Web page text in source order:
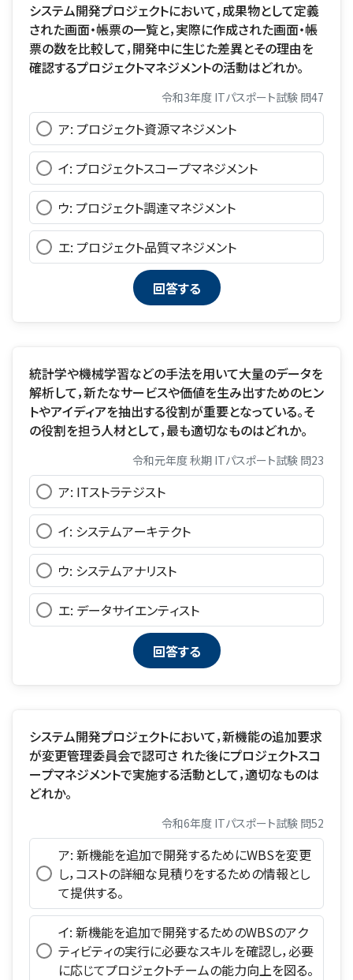
システム開発プロジェクトにおいて，成果物として定義
された画面・帳票の一覧と，実際に作成された画面・帳
票の数を比較して，開発中に生じた差異とその理由を
確認するプロジェクトマネジメントの活動はどれか。
令和3年度 ITパスポート試験 問47
ア: プロジェクト資源マネジメント
イ: プロジェクトスコープマネジメント
ウ: プロジェクト調達マネジメント
エ: プロジェクト品質マネジメント
統計学や機械学習などの手法を用いて大量のデータを
解析して，新たなサービスや価値を生み出すためのヒン
トやアイディアを抽出する役割が重要となっている。そ
の役割を担う人材として，最も適切なものはどれか。
令和元年度 秋期 ITパスポート試験 問23
ア: ITストラテジスト
イ: システムアーキテクト
ウ: システムアナリスト
エ: データサイエンティスト
システム開発プロジェクトにおいて，新機能の追加要求
が変更管理委員会で認可さ れた後にプロジェクトスコ
ープマネジメントで実施する活動として，適切なものは
どれか。
令和6年度 ITパスポート試験 問52
ア: 新機能を追加で開発するためにWBSを変更
し，コストの詳細な見積りをするための情報とし
て提供する。
イ: 新機能を追加で開発するためのWBSのアク
ティビティの実行に必要なスキルを確認し，必要
に応じてプロジェクトチームの能力向上を図る。